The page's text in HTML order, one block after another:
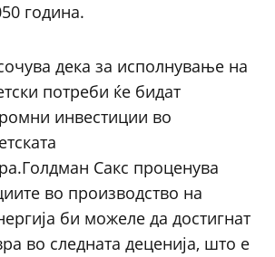
година.
дека за исполнување на
потреби ќе бидат
инвестиции во
Сакс проценува
во производство на
би можеле да достигнат
во следната деценија, што е